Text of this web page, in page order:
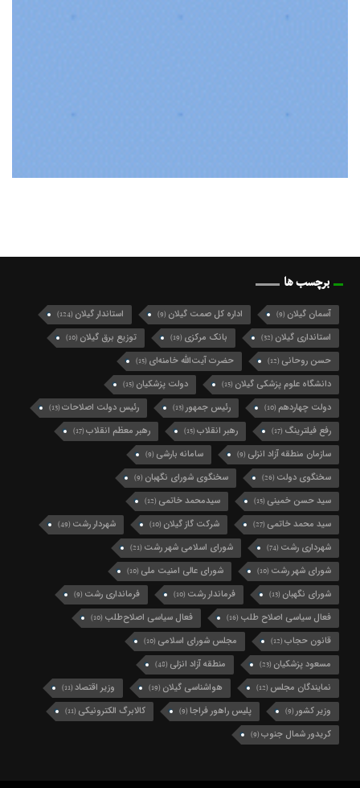
برچسب ها
آسمان گیلان (9) اداره کل صمت گیلان (9) استاندار گیلان (124)
استانداری گیلان (32) بانک مرکزی (19) توزیع برق گیلان (10)
حسن روحانی (12) حضرت آیت‌الله خامنه‌ای (15)
دانشگاه علوم پزشکی گیلان (15) دولت پزشکیان (15)
دولت چهاردهم (10) رئیس جمهور(13) رئیس دولت اصلاحات(13)
رفع فیلترینگ (17) رهبر انقلاب(15) رهبر معظم انقلاب(17)
سازمان منطقه آزاد انزلی (9) سامانه بارشی (9)
سخنگوی دولت (26) سخنگوی شورای نگهبان (9)
سید حسن خمینی (15) سیدمحمد خاتمی (12)
سید محمد خاتمی (27) شرکت گاز گیلان (10) شهردار رشت (49)
شهرداری رشت (74) شورای اسلامی شهر رشت (21)
شورای شهر رشت (10) شورای عالی امنیت ملی (10)
شورای نگهبان (13) فرماندار رشت (10) فرمانداری رشت (9)
فعال سیاسی اصلاح طلب (16) فعال سیاسی اصلاح‌طلب (10)
قانون حجاب(12) مجلس شورای اسلامی (10)
مسعود پزشکیان (23) منطقه آزاد انزلی (48)
نمایندگان مجلس (12) هواشناسی گیلان (19) وزیر اقتصاد(11)
وزیر کشور(9) پلیس راهور فراجا (9) کالابرگ الکترونیکی (11)
کریدور شمال جنوب(9)